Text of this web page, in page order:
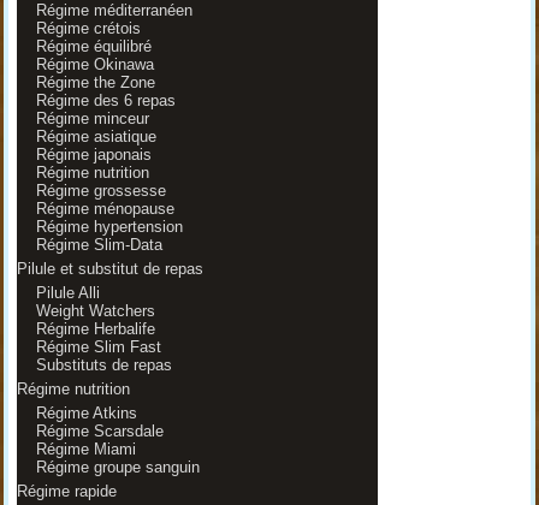
Régime méditerranéen
Régime crétois
Régime équilibré
Régime Okinawa
Régime the Zone
Régime des 6 repas
Régime minceur
Régime asiatique
Régime japonais
Régime nutrition
Régime grossesse
Régime ménopause
Régime hypertension
Régime Slim-Data
Pilule et substitut de repas
Pilule Alli
Weight Watchers
Régime Herbalife
Régime Slim Fast
Substituts de repas
Régime nutrition
Régime Atkins
Régime Scarsdale
Régime Miami
Régime groupe sanguin
Régime rapide